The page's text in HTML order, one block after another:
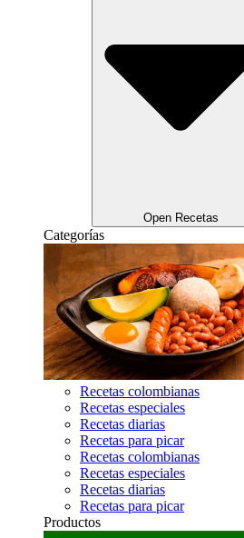
Open Recetas
Categorías
Recetas colombianas
Recetas especiales
Recetas diarias
Recetas para picar
Recetas colombianas
Recetas especiales
Recetas diarias
Recetas para picar
Productos